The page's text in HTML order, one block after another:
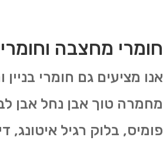
חומרי מחצבה וחומרי
אנו מציעים גם חומרי
מחמרה טוך אבן נחל אבן
פומיס, בלוק רגיל איטונג,